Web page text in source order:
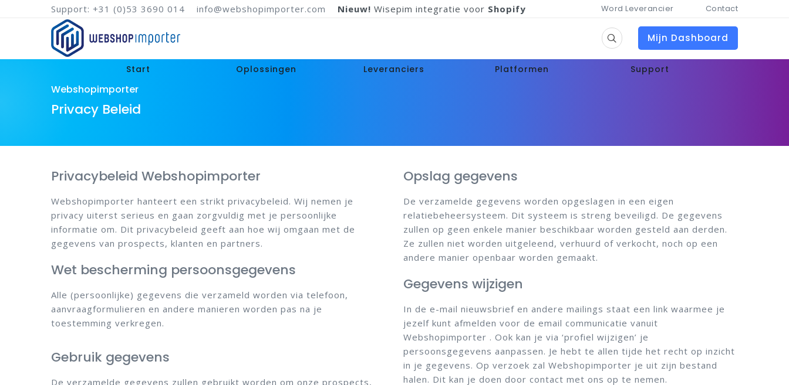
Support: +31 (0)53 3690 014 info@webshopimporter.com Nieuw! Wisepim integratie voor Shopify Word Leverancier Contact
Mijn Dashboard
Start Oplossingen Leveranciers Platformen Support
Webshopimporter
Privacy Beleid
Privacybeleid Webshopimporter
Webshopimporter hanteert een strikt privacybeleid. Wij nemen je
privacy uiterst serieus en gaan zorgvuldig met je persoonlijke
informatie om. Dit privacybeleid geeft aan hoe wij omgaan met de
gegevens van prospects, klanten en partners.
Wet bescherming persoonsgegevens
Alle (persoonlijke) gegevens die verzameld worden via telefoon,
aanvraagformulieren en andere manieren worden pas na je
toestemming verkregen.
Gebruik gegevens
De verzamelde gegevens zullen gebruikt worden om onze prospects,
Opslag gegevens
De verzamelde gegevens worden opgeslagen in een eigen
relatiebeheersysteem. Dit systeem is streng beveiligd. De gegevens
zullen op geen enkele manier beschikbaar worden gesteld aan derden.
Ze zullen niet worden uitgeleend, verhuurd of verkocht, noch op een
andere manier openbaar worden gemaakt.
Gegevens wijzigen
In de e-mail nieuwsbrief en andere mailings staat een link waarmee je
jezelf kunt afmelden voor de email communicatie vanuit
Webshopimporter . Ook kan je via ‘profiel wijzigen’ je
persoonsgegevens aanpassen. Je hebt te allen tijde het recht op inzicht
in je gegevens. Op verzoek zal Webshopimporter je uit zijn bestand
halen. Dit kan je doen door contact met ons op te nemen.